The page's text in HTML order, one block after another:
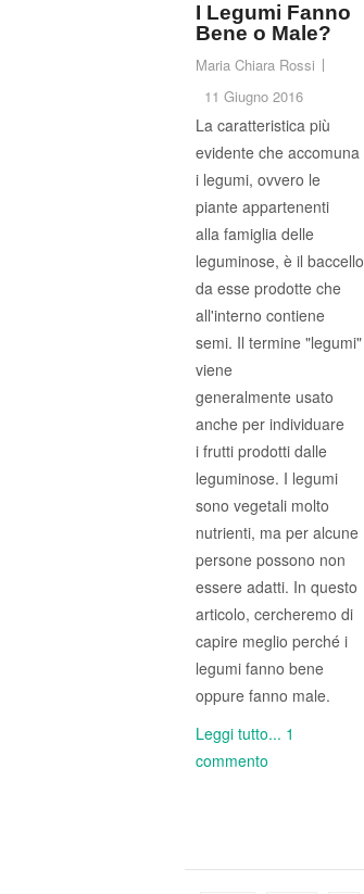
I Legumi Fanno
Bene o Male?
Maria Chiara Rossi
11 Giugno 2016
La caratteristica più
evidente che accomuna
i legumi, ovvero le
piante appartenenti
alla famiglia delle
leguminose, è il baccello
da esse prodotte che
all'interno contiene
semi. Il termine "legumi"
viene
generalmente usato
anche per individuare
i frutti prodotti dalle
leguminose. I legumi
sono vegetali molto
nutrienti, ma per alcune
persone possono non
essere adatti. In questo
articolo, cercheremo di
capire meglio perché i
legumi fanno bene
oppure fanno male.
Leggi tutto... 1
commento